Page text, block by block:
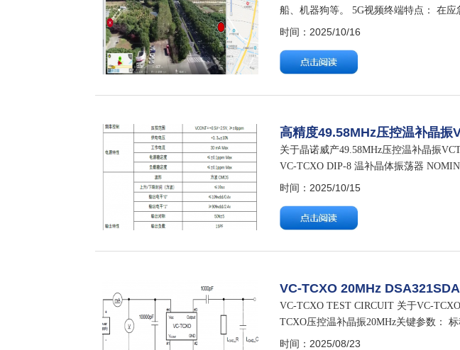
船、机器狗等。 5G视频终端特点： 在
设备作为一种先进的通信工具，正发挥
时间：2025/10/16
高精度49.58MHz压控温补晶振
关于晶诺威产49.58MHz压控温补晶振
VC-TCXO DIP-8 温补晶体振荡器
时间：2025/10/15
VC-TCXO 20MHz
VC-TCXO TEST CIRCUIT 关于VC-
TCXO压控温补晶振20MHz关键参数：
度频…
时间：2025/08/23